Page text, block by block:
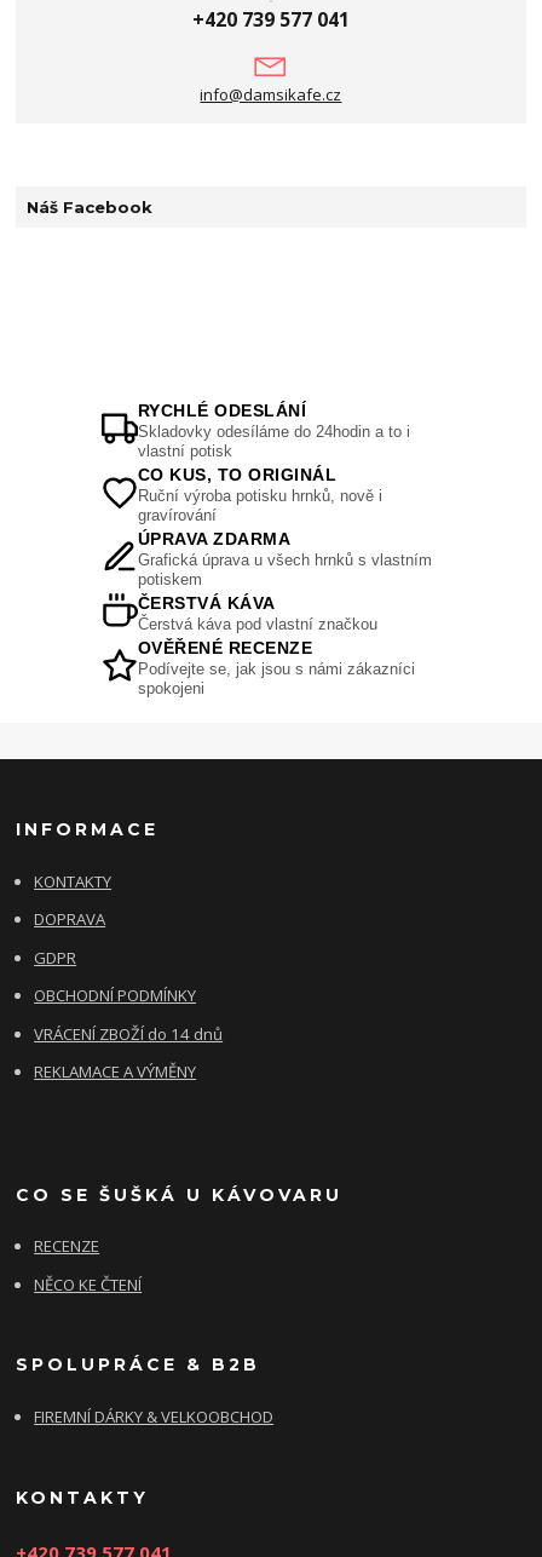
+420 739 577 041
info@damsikafe.cz
Náš Facebook
RYCHLÉ ODESLÁNÍ
Skladovky odesíláme do 24hodin a to i
vlastní potisk
CO KUS, TO ORIGINÁL
Ruční výroba potisku hrnků, nově i
gravírování
ÚPRAVA ZDARMA
Grafická úprava u všech hrnků s vlastním
potiskem
ČERSTVÁ KÁVA
Čerstvá káva pod vlastní značkou
OVĚŘENÉ RECENZE
Podívejte se, jak jsou s námi zákazníci
spokojeni
INFORMACE
KONTAKTY
DOPRAVA
GDPR
OBCHODNÍ PODMÍNKY
VRÁCENÍ ZBOŽÍ do 14 dnů
REKLAMACE A VÝMĚNY
CO SE ŠUŠKÁ U KÁVOVARU
RECENZE
NĚCO KE ČTENÍ
SPOLUPRÁCE & B2B
FIREMNÍ DÁRKY & VELKOOBCHOD
KONTAKTY
+420 739 577 041